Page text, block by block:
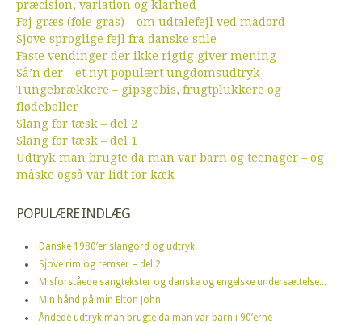
præcision, variation og klarhed
Føj græs (foie gras) – om udtalefejl ved madord
Sjove sproglige fejl fra danske stile
Faste vendinger der ikke rigtig giver mening
Så’n der – et nyt populært ungdomsudtryk
Tungebrækkere – gipsgebis, frugtplukkere og
flødeboller
Slang for tæsk – del 2
Slang for tæsk – del 1
Udtryk man brugte da man var barn og teenager – og
måske også var lidt for kæk
POPULÆRE INDLÆG
Danske 1980’er slangord og udtryk
Sjove rim og remser – del 2
Misforståede sangtekster og danske og engelske undersættelse...
Min hånd på min Elton John
Åndede udtryk man brugte da man var barn i 90’erne